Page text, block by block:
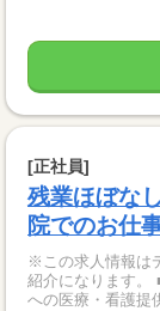
[正社員]
残業ほぼな
院でのお仕
※この求人情報は
紹介になります。
への医療・看護提